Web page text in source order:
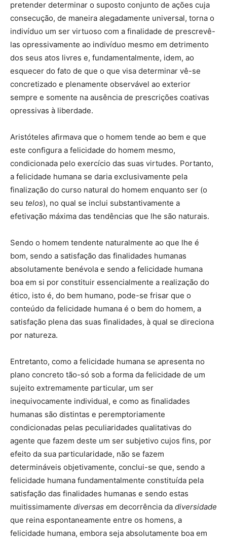
pretender determinar o suposto conjunto de ações cuja
consecução, de maneira alegadamente universal, torna o
indivíduo um ser virtuoso com a finalidade de prescrevê-
las opressivamente ao indivíduo mesmo em detrimento
dos seus atos livres e, fundamentalmente, idem, ao
esquecer do fato de que o que visa determinar vê-se
concretizado e plenamente observável ao exterior
sempre e somente na ausência de prescrições coativas
opressivas à liberdade.
Aristóteles afirmava que o homem tende ao bem e que
este configura a felicidade do homem mesmo,
condicionada pelo exercício das suas virtudes. Portanto,
a felicidade humana se daria exclusivamente pela
finalização do curso natural do homem enquanto ser (o
seu telos), no qual se inclui substantivamente a
efetivação máxima das tendências que lhe são naturais.
Sendo o homem tendente naturalmente ao que lhe é
bom, sendo a satisfação das finalidades humanas
absolutamente benévola e sendo a felicidade humana
boa em si por constituir essencialmente a realização do
ético, isto é, do bem humano, pode-se frisar que o
conteúdo da felicidade humana é o bem do homem, a
satisfação plena das suas finalidades, à qual se direciona
por natureza.
Entretanto, como a felicidade humana se apresenta no
plano concreto tão-só sob a forma da felicidade de um
sujeito extremamente particular, um ser
inequivocamente individual, e como as finalidades
humanas são distintas e peremptoriamente
condicionadas pelas peculiaridades qualitativas do
agente que fazem deste um ser subjetivo cujos fins, por
efeito da sua particularidade, não se fazem
determináveis objetivamente, conclui-se que, sendo a
felicidade humana fundamentalmente constituída pela
satisfação das finalidades humanas e sendo estas
muitissimamente diversas em decorrência da diversidade
que reina espontaneamente entre os homens, a
felicidade humana, embora seja absolutamente boa em